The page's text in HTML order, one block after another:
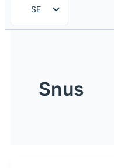
SE
EN
ESSnus